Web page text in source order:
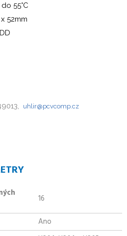
55°C
52mm
uhlir@pcvcomp.cz
16
Ano